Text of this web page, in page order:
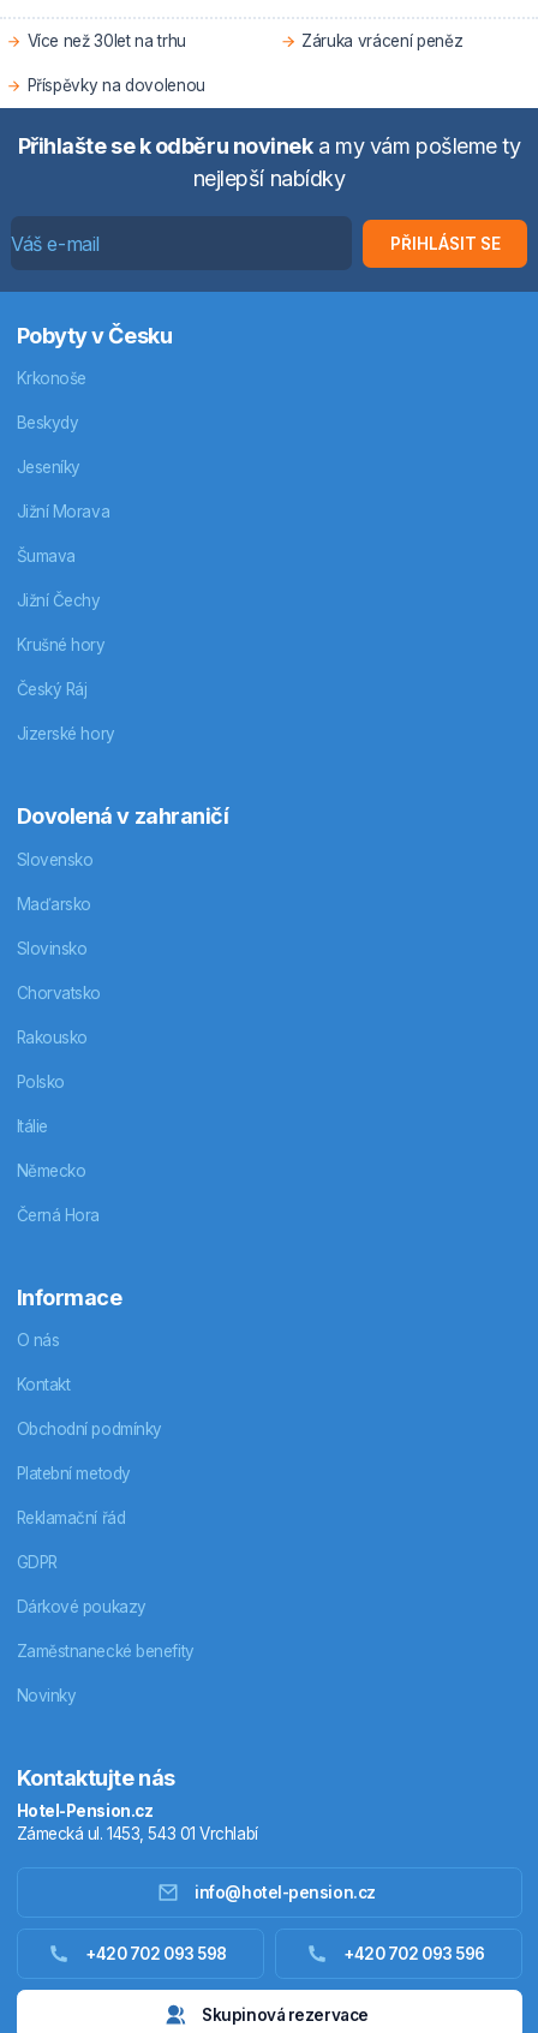
Ubytování zahraniční
Více než 30let na trhu Záruka vrácení peněz
Příspěvky na dovolenou
Přihlašte se k odběru novineka my vám pošleme ty
nejlepší nabídky
PŘIHLÁSIT SE
Pobyty v Česku
Krkonoše
Beskydy
Jeseníky
Jižní Morava
Šumava
Jižní Čechy
Krušné hory
Český Ráj
Jizerské hory
Dovolená v zahraničí
Slovensko
Maďarsko
Slovinsko
Chorvatsko
Rakousko
Polsko
Itálie
Německo
Černá Hora
Informace
O nás
Kontakt
Obchodní podmínky
Platební metody
Reklamační řád
GDPR
Dárkové poukazy
Zaměstnanecké benefity
Novinky
Kontaktujte nás
Hotel-Pension.cz
Zámecká ul. 1453, 543 01 Vrchlabí
info@hotel-pension.cz
+420 702 093 598 +420 702 093 596
Skupinová rezervace